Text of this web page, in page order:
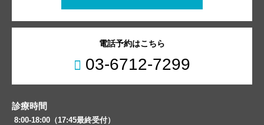
電話予約はこちら
03-6712-7299
診療時間
8:00-18:00（17:45最終受付）